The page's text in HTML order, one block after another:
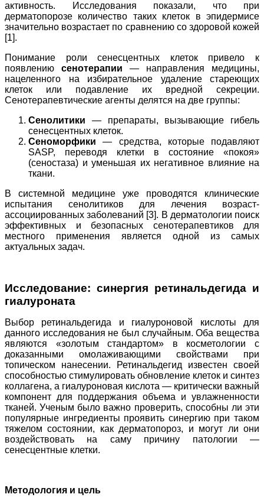
активность. Исследования показали, что при
дерматопорозе количество таких клеток в эпидермисе
значительно возрастает по сравнению со здоровой кожей
[1].
Понимание роли сенесцентных клеток привело к
появлению сенотерапии — направления медицины,
нацеленного на избирательное удаление стареющих
клеток или подавление их вредной секреции.
Сенотерапевтические агенты делятся на две группы:
Сенолитики — препараты, вызывающие гибель
сенесцентных клеток.
Сеноморфики — средства, которые подавляют
SASP, переводя клетки в состояние «покоя»
(сеностаза) и уменьшая их негативное влияние на
ткани.
В системной медицине уже проводятся клинические
испытания сенолитиков для лечения возраст-
ассоциированных заболеваний [3]. В дерматологии поиск
эффективных и безопасных сенотерапевтиков для
местного применения является одной из самых
актуальных задач.
Исследование: синергия ретинальдегида и
гиалуроната
Выбор ретинальдегида и гиалуроновой кислоты для
данного исследования не был случайным. Оба вещества
являются «золотым стандартом» в косметологии с
доказанными омолаживающими свойствами при
топическом нанесении. Ретинальдегид известен своей
способностью стимулировать обновление клеток и синтез
коллагена, а гиалуроновая кислота — критически важный
компонент для поддержания объема и увлажненности
тканей. Ученым было важно проверить, способны ли эти
популярные ингредиенты проявить синергию при таком
тяжелом состоянии, как дерматопороз, и могут ли они
воздействовать на саму причину патологии —
сенесцентные клетки.
Методология и цель